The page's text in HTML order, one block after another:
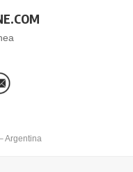
Argentina